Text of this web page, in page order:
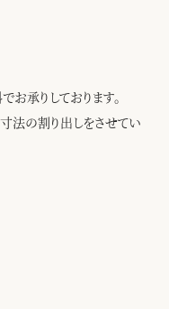
承りしております。
法の割り出しをさせてい